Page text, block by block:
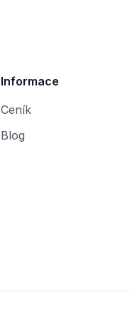
Informace
Ceník
Blog